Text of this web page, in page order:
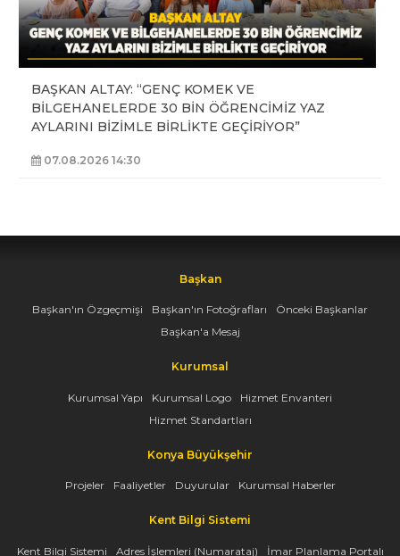
BAŞKAN ALTAY: “GENÇ KOMEK VE
BİLGEHANELERDE 30 BİN ÖĞRENCİMİZ YAZ
AYLARINI BİZİMLE BİRLİKTE GEÇİRİYOR”
07.08.2026 14:30
Başkan
Başkan'ın Özgeçmişi Başkan'ın Fotoğrafları
Önceki Başkanlar
Başkan'a Mesaj
Kurumsal
Kurumsal Yapı Kurumsal Logo
Hizmet Envanteri
Hizmet Standartları
Konya Büyükşehir
Projeler Faaliyetler Duyurular Kurumsal Haberler
Kent Bilgi Sistemi
Kent Bilgi Sistemi Adres İşlemleri (Numarataj) İmar Planlama Portalı